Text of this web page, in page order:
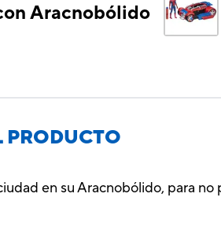
Aracnobólido
PRODUCTO
en su Aracnobólido, para